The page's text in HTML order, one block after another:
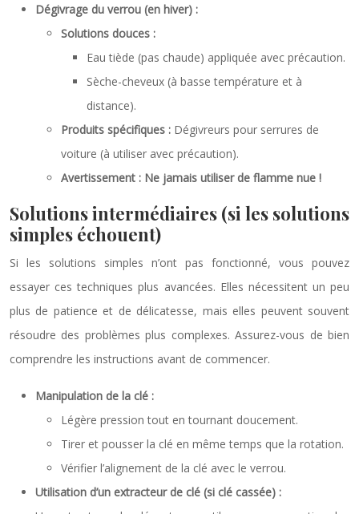
Dégivrage du verrou (en hiver) :
Solutions douces :
Eau tiède (pas chaude) appliquée avec précaution.
Sèche-cheveux (à basse température et à
distance).
Produits spécifiques : Dégivreurs pour serrures de
voiture (à utiliser avec précaution).
Avertissement : Ne jamais utiliser de flamme nue !
Solutions intermédiaires (si les solutions
simples échouent)
Si les solutions simples n’ont pas fonctionné, vous pouvez
essayer ces techniques plus avancées. Elles nécessitent un peu
plus de patience et de délicatesse, mais elles peuvent souvent
résoudre des problèmes plus complexes. Assurez-vous de bien
comprendre les instructions avant de commencer.
Manipulation de la clé :
Légère pression tout en tournant doucement.
Tirer et pousser la clé en même temps que la rotation.
Vérifier l’alignement de la clé avec le verrou.
Utilisation d’un extracteur de clé (si clé cassée) :